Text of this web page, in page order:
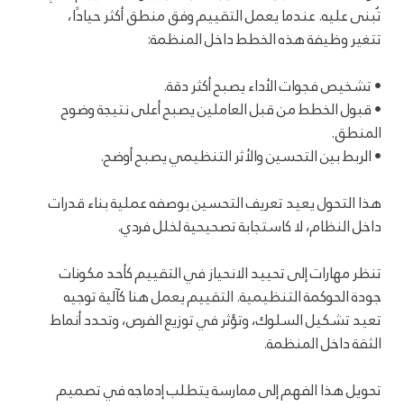
تُبنى عليه. عندما يعمل التقييم وفق منطق أكثر حيادًا،
تتغير وظيفة هذه الخطط داخل المنظمة:
• تشخيص فجوات الأداء يصبح أكثر دقة.
• قبول الخطط من قبل العاملين يصبح أعلى نتيجة وضوح
المنطق.
• الربط بين التحسين والأثر التنظيمي يصبح أوضح.
هذا التحول يعيد تعريف التحسين بوصفه عملية بناء قدرات
داخل النظام، لا كاستجابة تصحيحية لخلل فردي.
تنظر مهارات إلى تحييد الانحياز في التقييم كأحد مكونات
جودة الحوكمة التنظيمية. التقييم يعمل هنا كآلية توجيه
تعيد تشكيل السلوك، وتؤثر في توزيع الفرص، وتحدد أنماط
الثقة داخل المنظمة.
تحويل هذا الفهم إلى ممارسة يتطلب إدماجه في تصميم